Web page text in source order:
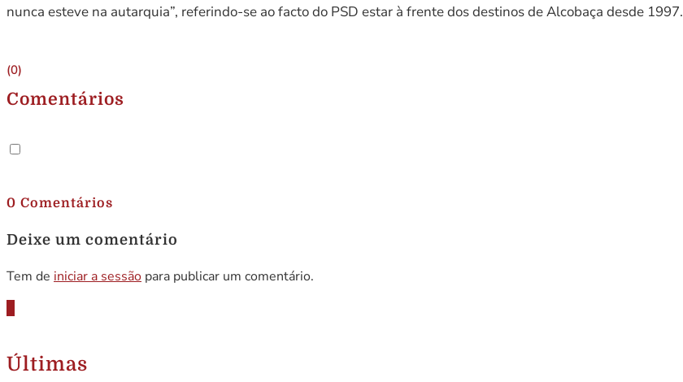
nunca esteve na autarquia”, referindo-se ao facto do PSD estar à frente dos destinos de Alcobaça desde 1997.
(0)
Comentários
0 Comentários
Deixe um comentário
Tem de iniciar a sessão para publicar um comentário.
Últimas